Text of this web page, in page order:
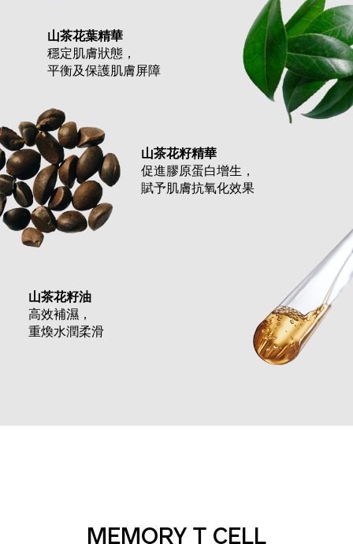
山茶花葉精華
穩定肌膚狀態，
平衡及保護肌膚屏障
山茶花籽精華
促進膠原蛋白增生，
賦予肌膚抗氧化效果
山茶花籽油
高效補濕，
重煥水潤柔滑
MEMORY T CELL